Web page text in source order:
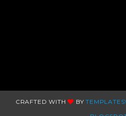
CRAFTED WITH BY